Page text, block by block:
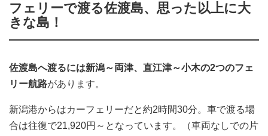
フェリーで渡る佐渡島、思った以上に大
きな島！
佐渡島へ渡るには新潟～両津、直江津～小木の2つのフェ
リー航路があります。
新潟港からはカーフェリーだと約2時間30分。車で渡る場
合は往復で21,920円～となっています。（車両なしでの片